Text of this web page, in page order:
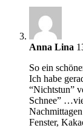
Anna Lina
So ein
Ich habe
“Nichtstun”
Schnee”
Fenster,